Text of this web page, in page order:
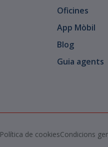
Oficines
App Mòbil
Blog
Guia agents
Política de cookiesCondicions